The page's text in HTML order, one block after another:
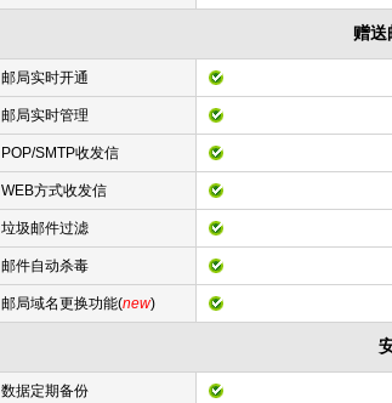
赠送
邮局实时开通
邮局实时管理
POP/SMTP收发信
WEB方式收发信
垃圾邮件过滤
邮件自动杀毒
邮局域名更换功能(new)
数据定期备份